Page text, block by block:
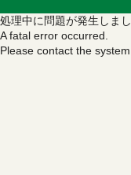
処理中に問題が発生しま
A fatal error occurred.
Please contact the